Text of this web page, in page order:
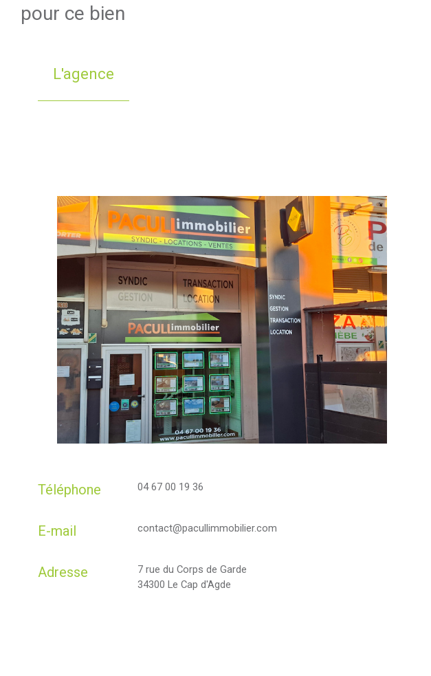
pour ce bien
L'agence
Téléphone 04 67 00 19 36
E-mail contact@pacullimmobilier.com
Adresse
7 rue du Corps de Garde
34300 Le Cap d'Agde